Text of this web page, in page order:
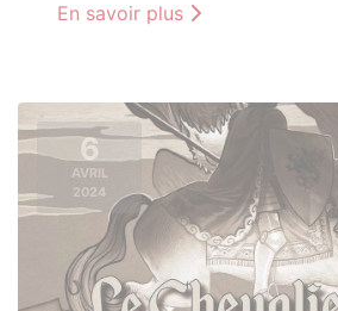
En savoir plus
6
AVRIL
2024